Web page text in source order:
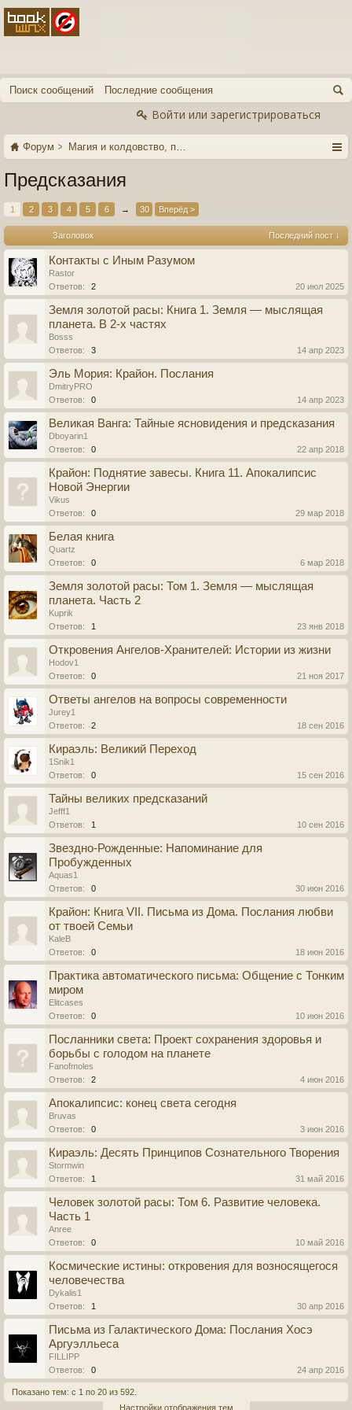
Поиск сообщений Последние сообщения
Войти или зарегистрироваться
Форум Магия и колдовство, парапсихология, сонники
Предсказания
1 2 3 4 5 6 → 30 Вперёд >
Заголовок Последний пост ↓
Контакты с Иным Разумом
Rastor
Ответов:
2 20 июл 2025
Земля золотой расы: Книга 1. Земля — мыслящая
планета. В 2-х частях
Bosss
Ответов:
3 14 апр 2023
Эль Мория: Крайон. Послания
DmitryPRO
Ответов:
0 14 апр 2023
Великая Ванга: Тайные ясновидения и предсказания
Dboyarin1
Ответов:
0 22 апр 2018
Крайон: Поднятие завесы. Книга 11. Апокалипсис
Новой Энергии
Vikus
Ответов:
0 29 мар 2018
Белая книга
Quartz
Ответов:
0 6 мар 2018
Земля золотой расы: Том 1. Земля — мыслящая
планета. Часть 2
Kuprik
Ответов:
1 23 янв 2018
Откровения Ангелов-Хранителей: Истории из жизни
Hodov1
Ответов:
0 21 ноя 2017
Ответы ангелов на вопросы современности
Jurey1
Ответов:
2 18 сен 2016
Кираэль: Великий Переход
1Snik1
Ответов:
0 15 сен 2016
Тайны великих предсказаний
Jefff1
Ответов:
1 10 сен 2016
Звездно-Рожденные: Напоминание для
Пробужденных
Aquas1
Ответов:
0 30 июн 2016
Крайон: Книга VII. Письма из Дома. Послания любви
от твоей Семьи
KaleB
Ответов:
0 18 июн 2016
Практика автоматического письма: Общение с Тонким
миром
Elitcases
Ответов:
0 10 июн 2016
Посланники света: Проект сохранения здоровья и
борьбы с голодом на планете
Fanofmoles
Ответов:
2 4 июн 2016
Апокалипсис: конец света сегодня
Bruvas
Ответов:
0 3 июн 2016
Кираэль: Десять Принципов Сознательного Творения
Stormwin
Ответов:
1 31 май 2016
Человек золотой расы: Том 6. Развитие человека.
Часть 1
Anree
Ответов:
0 10 май 2016
Космические истины: откровения для возносящегося
человечества
Dykalis1
Ответов:
1 30 апр 2016
Письма из Галактического Дома: Послания Хосэ
Аргуэлльеса
FILLIPP
Ответов:
0 24 апр 2016
Показано тем: с 1 по 20 из 592.
Настройки отображения тем